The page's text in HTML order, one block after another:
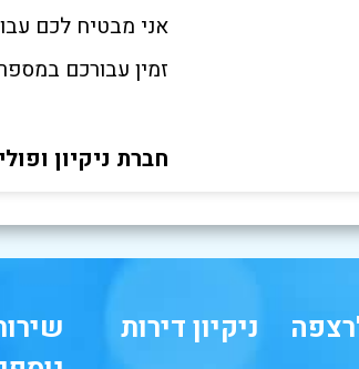
אני מבטיח לכם
זמין עבורכם
חברת ניקיון ופוליש עם
ניקיון דירות